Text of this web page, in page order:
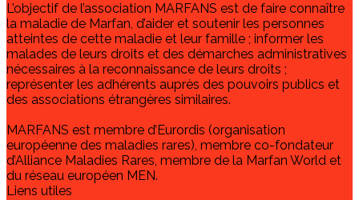
L’objectif de l’association MARFANS est de faire connaître
la maladie de Marfan, d’aider et soutenir les personnes
atteintes de cette maladie et leur famille ; informer les
malades de leurs droits et des démarches administratives
nécessaires à la reconnaissance de leurs droits ;
représenter les adhérents auprès des pouvoirs publics et
des associations étrangères similaires.
MARFANS est membre d’Eurordis (organisation
européenne des maladies rares), membre co-fondateur
d’Alliance Maladies Rares, membre de la Marfan World et
du réseau européen MEN.
Liens utiles